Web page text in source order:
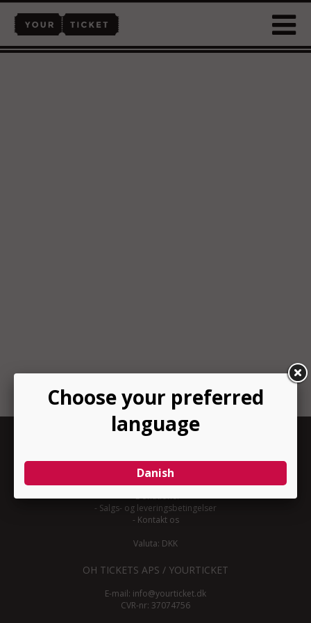
INFORMATION
-Om YourTicket
Bliv arrangør
-Arrangør login
-Donationer
- Salgs- og leveringsbetingelser
- Kontakt os
Valuta: DKK
OH TICKETS APS / YOURTICKET
E-mail: info@yourticket.dk
CVR-nr: 37074756